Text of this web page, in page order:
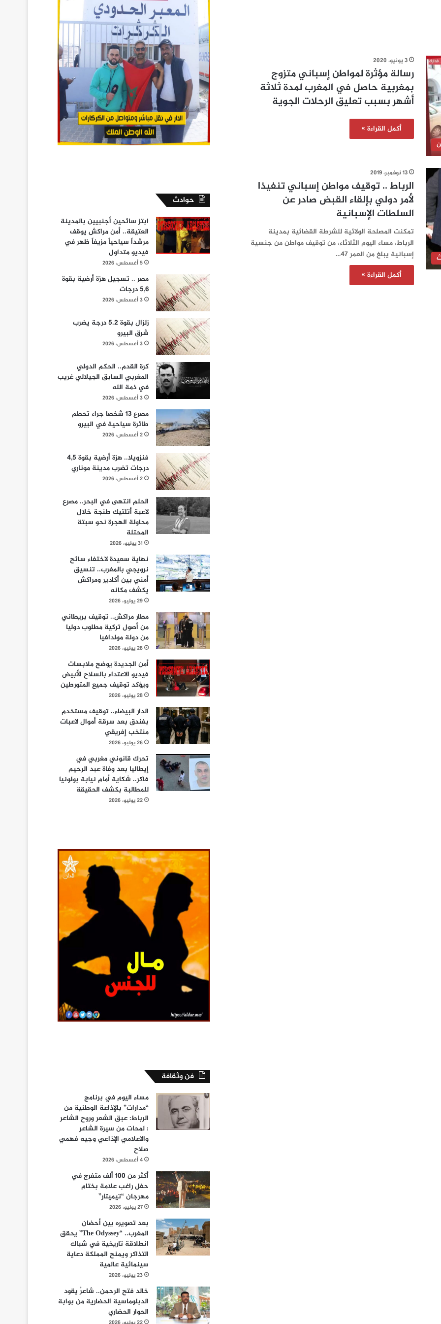
3 يونيو، 2020
رسالة مؤثرة لمواطن إسباني متزوج
بمغربية حاصل في المغرب لمدة ثلاثة
أشهر بسبب تعليق الرحلات الجوية
أكمل القراءة »
13 نوفمبر، 2019
الرباط .. توقيف مواطن إسباني تنفيذا
لأمر دولي بإلقاء القبض صادر عن
السلطات الإسبانية
تمكنت المصلحة الولائية للشرطة القضائية بمدينة
الرباط، مساء اليوم الثلاثاء، من توقيف مواطن من جنسية
إسبانية يبلغ من العمر 47…
أكمل القراءة »
حوادث
ابتز سائحين أجنبيين بالمدينة
العتيقة.. أمن مراكش يوقف
مرشداً سياحياً مزيفاً ظهر في
فيديو متداول
5 أغسطس، 2026
مصر .. تسجيل هزة أرضية بقوة
5,6 درجات
3 أغسطس، 2026
زلزال بقوة 5.2 درجة يضرب
شرق البيرو
3 أغسطس، 2026
كرة القدم.. الحكم الدولي
المغربي السابق الجيلالي غريب
في ذمة الله
3 أغسطس، 2026
مصرع 13 شخصا جراء تحطم
طائرة سياحية في البيرو
2 أغسطس، 2026
فنزويلا.. هزة أرضية بقوة 4,5
درجات تضرب مدينة موناري
2 أغسطس، 2026
الحلم انتهى في البحر.. مصرع
لاعبة أتلتيك طنجة خلال
محاولة الهجرة نحو سبتة
المحتلة
31 يوليو، 2026
نهاية سعيدة لاختفاء سائح
نرويجي بالمغرب.. تنسيق
أمني بين أكادير ومراكش
يكشف مكانه
29 يوليو، 2026
مطار مراكش.. توقيف بريطاني
من أصول تركية مطلوب دوليا
من دولة مولدافيا
28 يوليو، 2026
أمن الجديدة يوضح ملابسات
فيديو الاعتداء بالسلاح الأبيض
ويؤكد توقيف جميع المتورطين
28 يوليو، 2026
الدار البيضاء.. توقيف مستخدم
بفندق بعد سرقة أموال لاعبات
منتخب إفريقي
26 يوليو، 2026
تحرك قانوني مغربي في
إيطاليا بعد وفاة عبد الرحيم
فاكر.. شكاية أمام نيابة بولونيا
للمطالبة بكشف الحقيقة
22 يوليو، 2026
فن وثقافة
مساء اليوم في برنامج
“مدارات” بالإذاعة الوطنية من
الرباط: عبق الشعر وروح الشاعر
: لمحات من سيرة الشاعر
والاعلامي الإذاعي وجيه فهمي
صلاح
4 أغسطس، 2026
أكثر من 100 ألف متفرج في
حفل راغب علامة بختام
مهرجان “تيميتار”
27 يوليو، 2026
بعد تصويره بين أحضان
المغرب.. “The Odyssey” يحقق
انطلاقة تاريخية في شباك
التذاكر ويمنح المملكة دعاية
سينمائية عالمية
23 يوليو، 2026
خالد فتح الرحمن.. شاعرٌ يقود
الدبلوماسية الحضارية من بوابة
الحوار الحضاري